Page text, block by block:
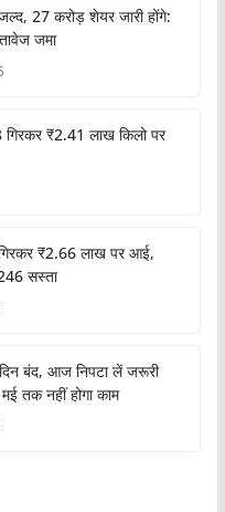
27 करोड़ शेयर जारी होंगे:
जमा
गिरकर ₹2.41 लाख किलो पर
₹2.66 लाख पर आई,
सस्ता
बंद, आज निपटा लें जरूरी
तक नहीं होगा काम